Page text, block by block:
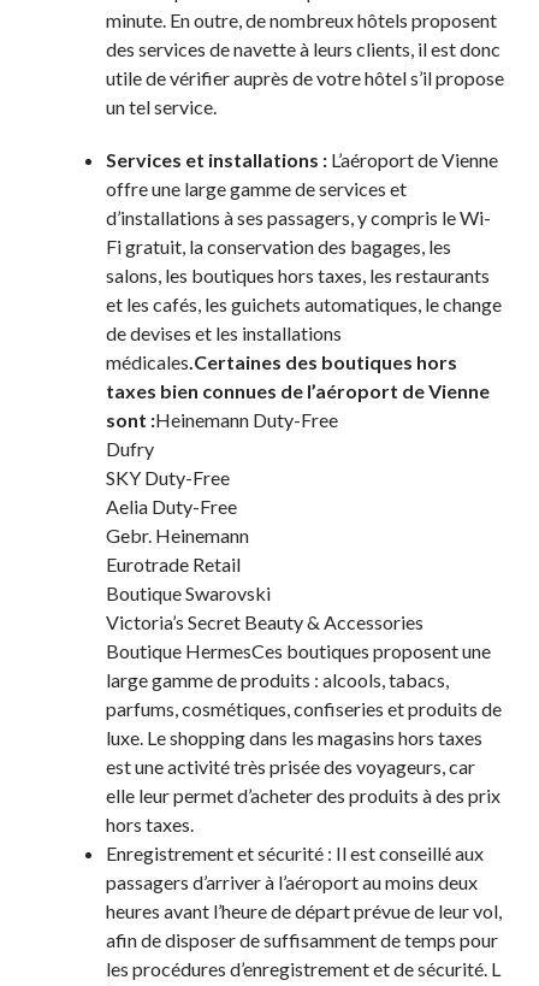
minute. En outre, de nombreux hôtels proposent
des services de navette à leurs clients, il est donc
utile de vérifier auprès de votre hôtel s’il propose
un tel service.
Services et installations : L’aéroport de Vienne
offre une large gamme de services et
d’installations à ses passagers, y compris le Wi-
Fi gratuit, la conservation des bagages, les
salons, les boutiques hors taxes, les restaurants
et les cafés, les guichets automatiques, le change
de devises et les installations
médicales .Certaines des boutiques hors
taxes bien connues de l’aéroport de Vienne
sont :Heinemann Duty-Free
Dufry
SKY Duty-Free
Aelia Duty-Free
Gebr. Heinemann
Eurotrade Retail
Boutique Swarovski
Victoria’s Secret Beauty & Accessories
Boutique HermesCes boutiques proposent une
large gamme de produits : alcools, tabacs,
parfums, cosmétiques, confiseries et produits de
luxe. Le shopping dans les magasins hors taxes
est une activité très prisée des voyageurs, car
elle leur permet d’acheter des produits à des prix
hors taxes.
Enregistrement et sécurité : Il est conseillé aux
passagers d’arriver à l’aéroport au moins deux
heures avant l’heure de départ prévue de leur vol,
afin de disposer de suffisamment de temps pour
les procédures d’enregistrement et de sécurité. L